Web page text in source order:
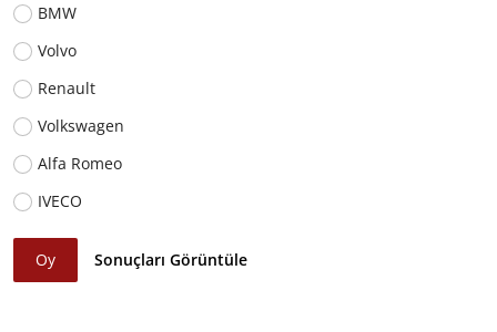
BMW
Volvo
Renault
Volkswagen
Alfa Romeo
IVECO
Oy Sonuçları Görüntüle